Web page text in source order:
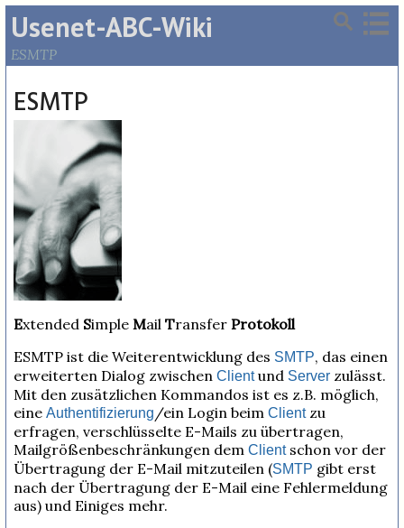
Usenet-ABC-Wiki
ESMTP
ESMTP
Extended Simple Mail Transfer Protokoll
ESMTP ist die Weiterentwicklung des SMTP, das einen
erweiterten Dialog zwischen Clientund Server zulässt.
Mit den zusätzlichen Kommandos ist es z.B. möglich,
eine Authentifizierung/ein Login beim Clientzu
erfragen, verschlüsselte E-Mails zu übertragen,
Mailgrößenbeschränkungen dem Clientschon vor der
Übertragung der E-Mail mitzuteilen (SMTP gibt erst
nach der Übertragung der E-Mail eine Fehlermeldung
aus) und Einiges mehr.